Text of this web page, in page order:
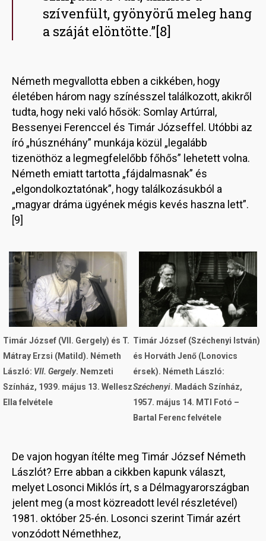
szívenfült, gyönyörű meleg hang
a száját elöntötte.”[8]
Németh megvallotta ebben a cikkében, hogy
életében három nagy színésszel találkozott, akikről
tudta, hogy neki való hősök: Somlay Artúrral,
Bessenyei Ferenccel és Timár Józseffel. Utóbbi az
író „húsznéhány” munkája közül „legalább
tizenöthöz a legmegfelelőbb főhős” lehetett volna.
Németh emiatt tartotta „fájdalmasnak” és
„elgondolkoztatónak”, hogy találkozásukból a
„magyar dráma ügyének mégis kevés haszna lett”.
[9]
Image
Timár József (VII. Gergely) és T.
Mátray Erzsi (Matild). Németh
László: VII. Gergely. Nemzeti
Színház, 1939. május 13. Wellesz
Ella felvétele
Image
Timár József (Széchenyi István)
és Horváth Jenő (Lonovics
érsek). Németh László:
Széchenyi. Madách Színház,
1957. május 14. MTI Fotó –
Bartal Ferenc felvétele
De vajon hogyan ítélte meg Timár József Németh
Lászlót? Erre abban a cikkben kapunk választ,
melyet Losonci Miklós írt, s a Délmagyarországban
jelent meg (a most közreadott levél részletével)
1981. október 25-én. Losonci szerint Timár azért
vonzódott Némethhez,